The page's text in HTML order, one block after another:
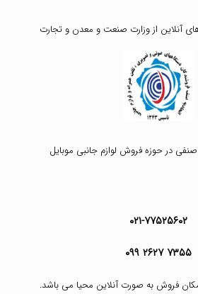
آنلاین از وزارت صنعت و معدن و تجارت
در حوزه فروش لوازم جانبی موبایل
۰۲۱-۷۷۵۲۵۶۰۲
۰۹۹ ۲۶۲۷ ۷۳۵۵
فروش به صورت آنلاین محیا می باشد.